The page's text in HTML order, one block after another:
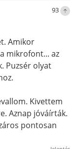
93
Amikor
mikrofont... az
Puzsér olyat
Kivettem
Aznap jóváírták.
pontosan